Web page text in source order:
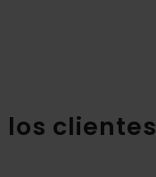
los clientes